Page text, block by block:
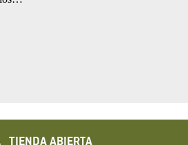
de 1 a 5 estrellas
☆
TIENDA ABIERTA